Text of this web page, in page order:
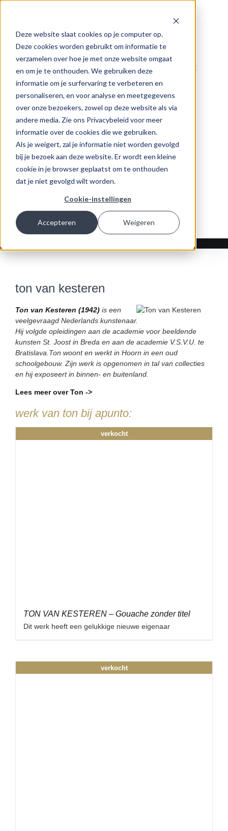
Deze website slaat cookies op je computer op.
Deze cookies worden gebruikt om informatie te
verzamelen over hoe je met onze website omgaat
en om je te onthouden. We gebruiken deze
informatie om je surfervaring te verbeteren en
personaliseren, en voor analyse en meetgegevens
over onze bezoekers, zowel op deze website als via
andere media. Zie ons Privacybeleid voor meer
informatie over de cookies die we gebruiken.
Als je weigert, zal je informatie niet worden gevolgd
bij je bezoek aan deze website. Er wordt een kleine
cookie in je browser geplaatst om te onthouden
dat je niet gevolgd wilt worden.
Cookie-instellingen
Accepteren Weigeren
collectie kunstenaars expo account
nieuws contact +31(0)26-840 28 26
whatsapp instagram
ton van kesteren
Ton van Kesteren (1942) is een
veelgevraagd Nederlands kunstenaar.
Hij volgde opleidingen aan de academie voor beeldende
kunsten St. Joost in Breda en aan de academie V.S.V.U. te
Bratislava.Ton woont en werkt in Hoorn in een oud
schoolgebouw. Zijn werk is opgenomen in tal van collecties
en hij exposeert in binnen- en buitenland.
Lees meer over Ton ->
werk van ton bij apunto:
verkocht
TON VAN KESTEREN – Gouache zonder titel
Dit werk heeft een gelukkige nieuwe eigenaar
verkocht